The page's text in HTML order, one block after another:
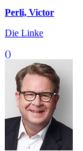
Perli, Victor
Die Linke
()